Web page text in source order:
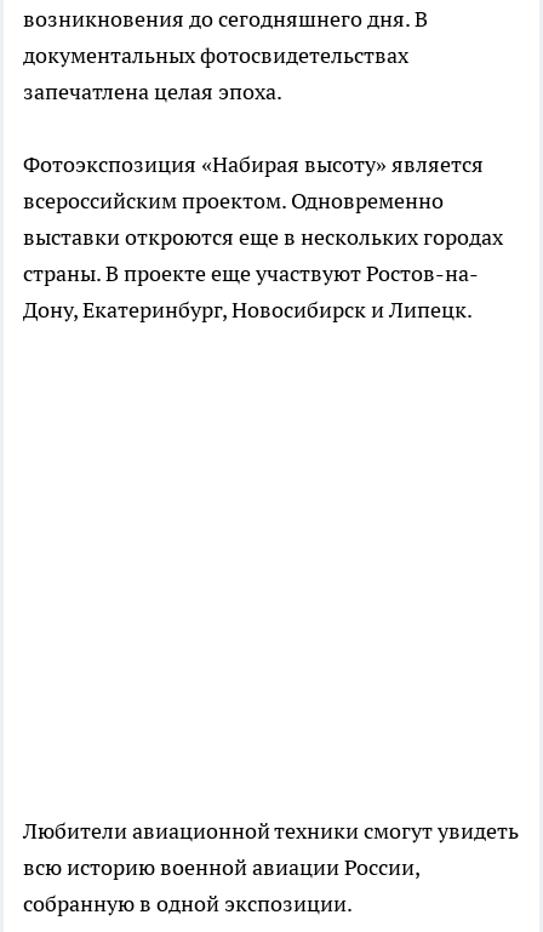
возникновения до сегодняшнего дня. В
документальных фотосвидетельствах
запечатлена целая эпоха.
Фотоэкспозиция «Набирая высоту» является
всероссийским проектом. Одновременно
выставки откроются еще в нескольких городах
страны. В проекте еще участвуют Ростов-на-
Дону, Екатеринбург, Новосибирск и Липецк.
Любители авиационной техники смогут увидеть
всю историю военной авиации России,
собранную в одной экспозиции.